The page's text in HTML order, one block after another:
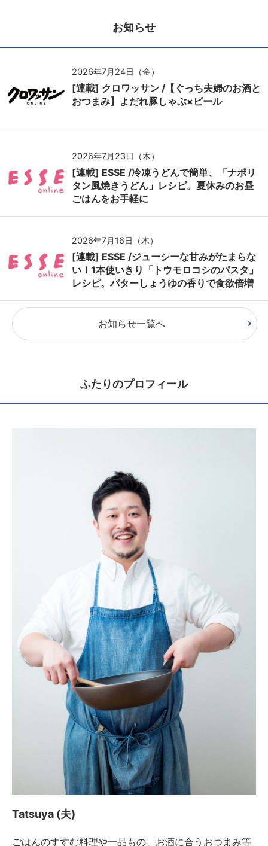
お知らせ
2026年7月24日（金）
[連載] クロワッサン /【ぐっち夫婦のお酒と
おつまみ】よだれ豚しゃぶ×ビール
2026年7月23日（木）
[連載] ESSE /冷凍うどんで簡単、「ナポリ
タン風焼きうどん」レシピ。夏休みのお昼
ごはんをお手軽に
2026年7月16日（木）
[連載] ESSE /ジューシーな甘みがたまらな
い！1本使いきり「トウモロコシのパスタ」
レシピ。バターしょうゆの香りで食欲倍増
お知らせ一覧へ
ふたりのプロフィール
Tatsuya (夫)
ごはんのすすむ料理や一品もの、お酒に合うおつまみ等